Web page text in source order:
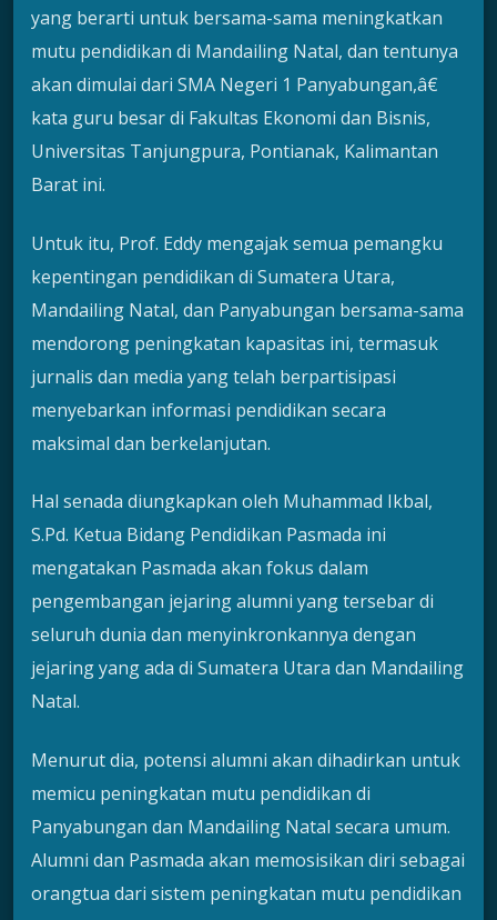
yang berarti untuk bersama-sama meningkatkan
mutu pendidikan di Mandailing Natal, dan tentunya
akan dimulai dari SMA Negeri 1 Panyabungan,â€
kata guru besar di Fakultas Ekonomi dan Bisnis,
Universitas Tanjungpura, Pontianak, Kalimantan
Barat ini.
Untuk itu, Prof. Eddy mengajak semua pemangku
kepentingan pendidikan di Sumatera Utara,
Mandailing Natal, dan Panyabungan bersama-sama
mendorong peningkatan kapasitas ini, termasuk
jurnalis dan media yang telah berpartisipasi
menyebarkan informasi pendidikan secara
maksimal dan berkelanjutan.
Hal senada diungkapkan oleh Muhammad Ikbal,
S.Pd. Ketua Bidang Pendidikan Pasmada ini
mengatakan Pasmada akan fokus dalam
pengembangan jejaring alumni yang tersebar di
seluruh dunia dan menyinkronkannya dengan
jejaring yang ada di Sumatera Utara dan Mandailing
Natal.
Menurut dia, potensi alumni akan dihadirkan untuk
memicu peningkatan mutu pendidikan di
Panyabungan dan Mandailing Natal secara umum.
Alumni dan Pasmada akan memosisikan diri sebagai
orangtua dari sistem peningkatan mutu pendidikan